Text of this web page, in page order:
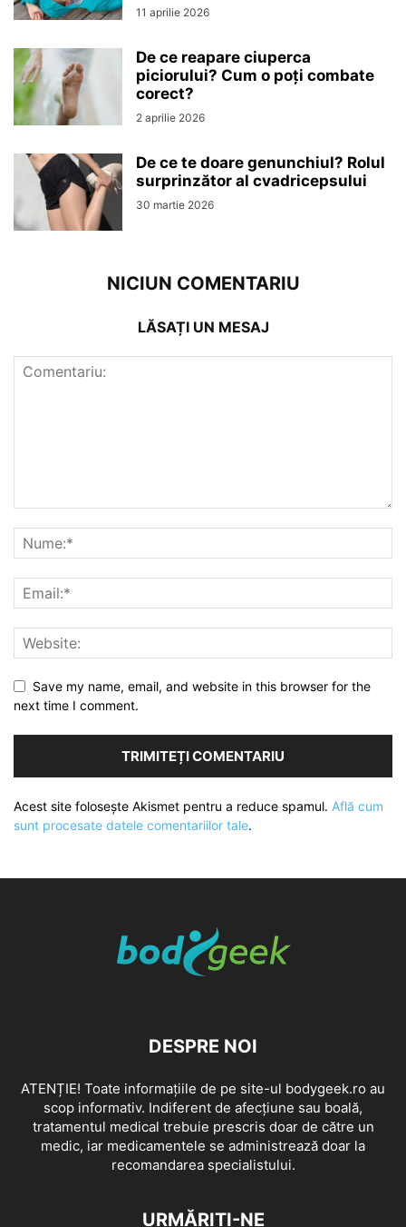
11 aprilie 2026
De ce reapare ciuperca
piciorului? Cum o poți combate
corect?
2 aprilie 2026
De ce te doare genunchiul? Rolul
surprinzător al cvadricepsului
30 martie 2026
NICIUN COMENTARIU
LĂSAȚI UN MESAJ
Save my name, email, and website in this browser for the
next time I comment.
Acest site folosește Akismet pentru a reduce spamul. Află cum
sunt procesate datele comentariilor tale.
DESPRE NOI
ATENȚIE! Toate informațiile de pe site-ul bodygeek.ro au
scop informativ. Indiferent de afecțiune sau boală,
tratamentul medical trebuie prescris doar de către un
medic, iar medicamentele se administrează doar la
recomandarea specialistului.
URMĂRIȚI-NE